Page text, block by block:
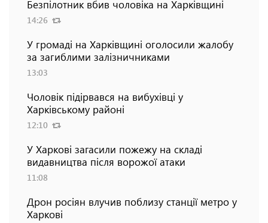
Безпілотник вбив чоловіка на Харківщині
14:26
У громаді на Харківщині оголосили жалобу
за загиблими залізничниками
13:03
Чоловік підірвався на вибухівці у
Харківському районі
12:10
У Харкові загасили пожежу на складі
видавництва після ворожої атаки
11:08
Дрон росіян влучив поблизу станції метро у
Харкові